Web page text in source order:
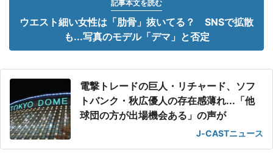
記事本文を読む
ウエスト細い女性は「肋骨」抜いてる？ SNSで拡散
も...写真のモデル「デマ」と否定
電撃トレードの巨人・リチャード、ソフ
トバンク・秋広優人の存在感薄れ...「他
球団の方が出場機会ある」の声が
J-CASTニュース